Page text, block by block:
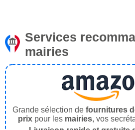
Services
mairies
Grande sélection de fournitures
prix pour les mairies, vos